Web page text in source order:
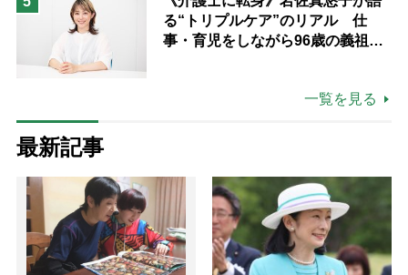
る“トリプルケア”のリアル 仕
事・育児をしながら96歳の義祖母
一覧を見る
最新記事